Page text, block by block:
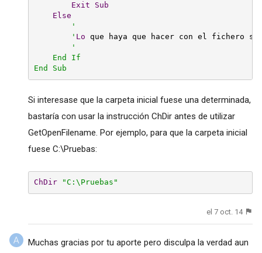
Exit
Sub
Else
'
' Lo que haya que hacer con el fichero
'
End If
End Sub
Si interesase que la carpeta inicial fuese una determinada,
bastaría con usar la instrucción ChDir antes de utilizar
GetOpenFilename. Por ejemplo, para que la carpeta inicial
fuese C:\Pruebas:
ChDir "C:\Pruebas"
el 7 oct. 14
Muchas gracias por tu aporte pero disculpa la verdad aun